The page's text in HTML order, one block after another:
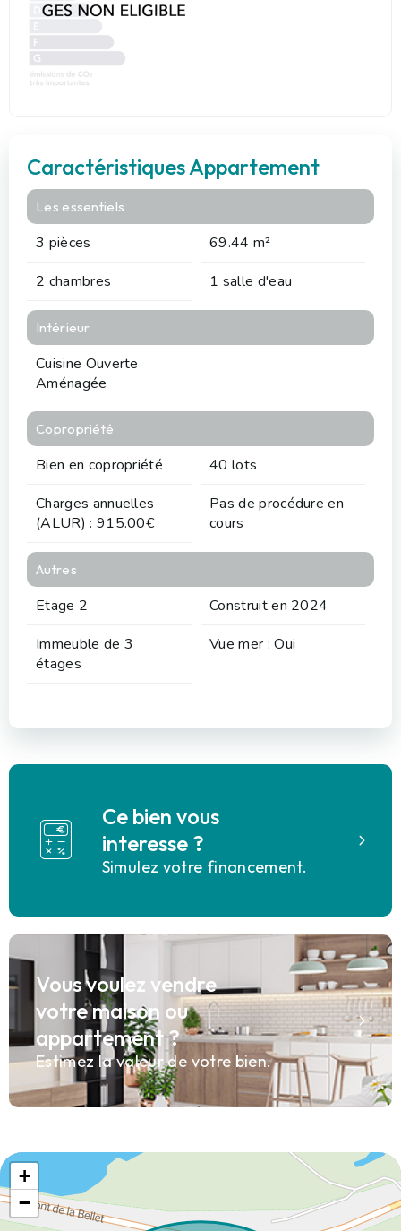
Caractéristiques Appartement
Les essentiels
3 pièces
69.44 m²
2 chambres
1 salle d'eau
Intérieur
Cuisine Ouverte
Aménagée
Copropriété
Bien en copropriété
40 lots
Charges annuelles
(ALUR) : 915.00€
Pas de procédure en
cours
Autres
Etage 2
Construit en 2024
Immeuble de 3
étages
Vue mer : Oui
Ce bien vous
interesse ?
Simulez votre financement.
Vous voulez vendre
votre maison ou
appartement ?
Estimez la valeur de votre bien.
+
−